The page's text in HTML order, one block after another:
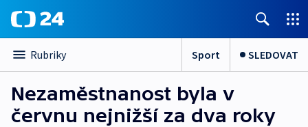
Rubriky Sport SLEDOVAT
Nezaměstnanost byla v
červnu nejnižší za dva roky